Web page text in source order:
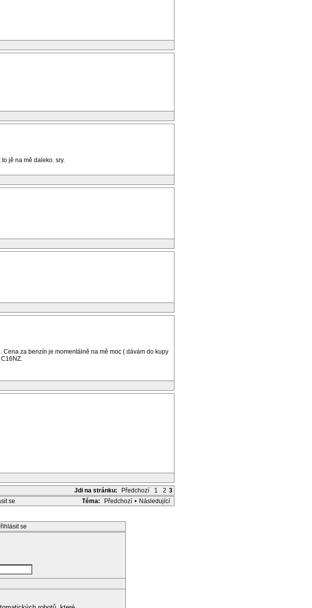
jě na mě daleko. sry.
Cena za benzín je momentálně na mě moc ( dávám do kupy
Jdi na stránku:
Předchozí 1 2 3
Téma:
Předchozí • Následující
se
se